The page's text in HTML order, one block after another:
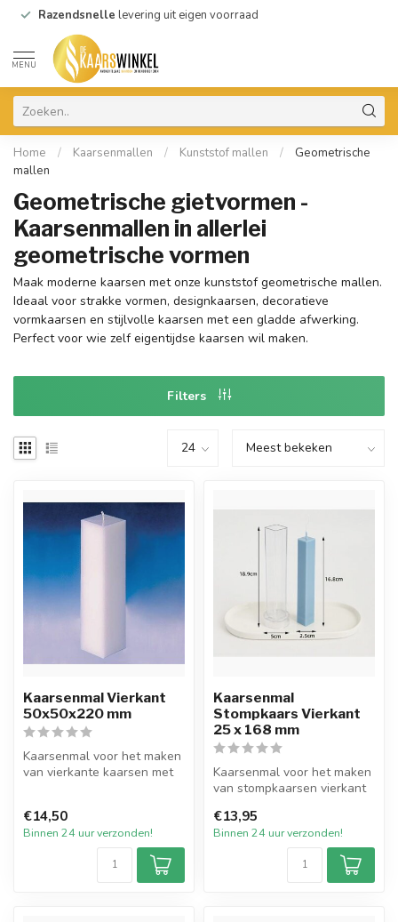
Razendsnelle levering uit eigen voorraad
MENU
Home / Kaarsenmallen / Kunststof mallen /
Geometrische
mallen
Geometrische gietvormen -
Kaarsenmallen in allerlei
geometrische vormen
Maak moderne kaarsen met onze kunststof geometrische mallen.
Ideaal voor strakke vormen, designkaarsen, decoratieve
vormkaarsen en stijlvolle kaarsen met een gladde afwerking.
Perfect voor wie zelf eigentijdse kaarsen wil maken.
Filters
Kaarsenmal Vierkant
50x50x220 mm
Kaarsenmal voor het maken
van vierkante kaarsen met
€14,50
Binnen 24 uur verzonden!
Kaarsenmal
Stompkaars Vierkant
25 x 168 mm
Kaarsenmal voor het maken
van stompkaarsen vierkant
mm b...
€13,95
Binnen 24 uur verzonden!